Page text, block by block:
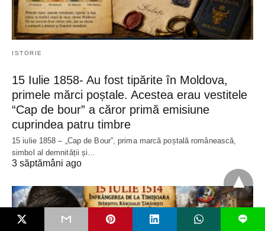
ISTORIE
15 Iulie 1858- Au fost tipărite în Moldova,
primele mărci poștale. Acestea erau vestitele
“Cap de bour” a căror primă emisiune
cuprindea patru timbre
15 iulie 1858 – „Cap de Bour”, prima marcă poștală românească,
simbol al demnității și…
3 săptămâni ago
L